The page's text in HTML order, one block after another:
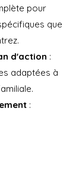
pour
que
d'action :
adaptées à
: